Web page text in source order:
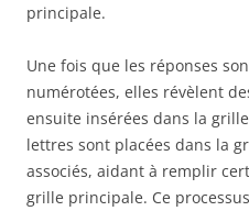
principale.
Une fois que les réponses
numérotées, elles révèlent
ensuite insérées dans la
lettres sont placées dans la
associés, aidant à remplir
grille principale. Ce